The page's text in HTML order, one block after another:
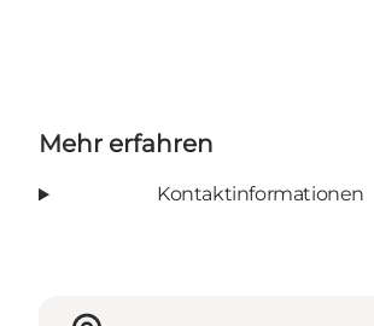
Mehr erfahren
Kontaktinformationen